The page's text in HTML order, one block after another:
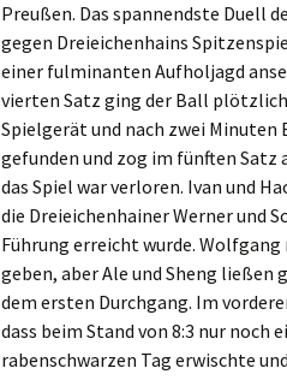
Preußen. Das spannendste Duell
gegen Dreieichenhains
einer fulminanten Aufholjagd
vierten Satz ging der Ball
Spielgerät und nach zwei
gefunden und zog im fünften Satz
das Spiel war verloren. Ivan und
die Dreieichenhainer Werner und
Führung erreicht wurde.
geben, aber Ale und Sheng ließen
dem ersten Durchgang. Im
dass beim Stand von 8:3 nur noch
rabenschwarzen Tag erwischte